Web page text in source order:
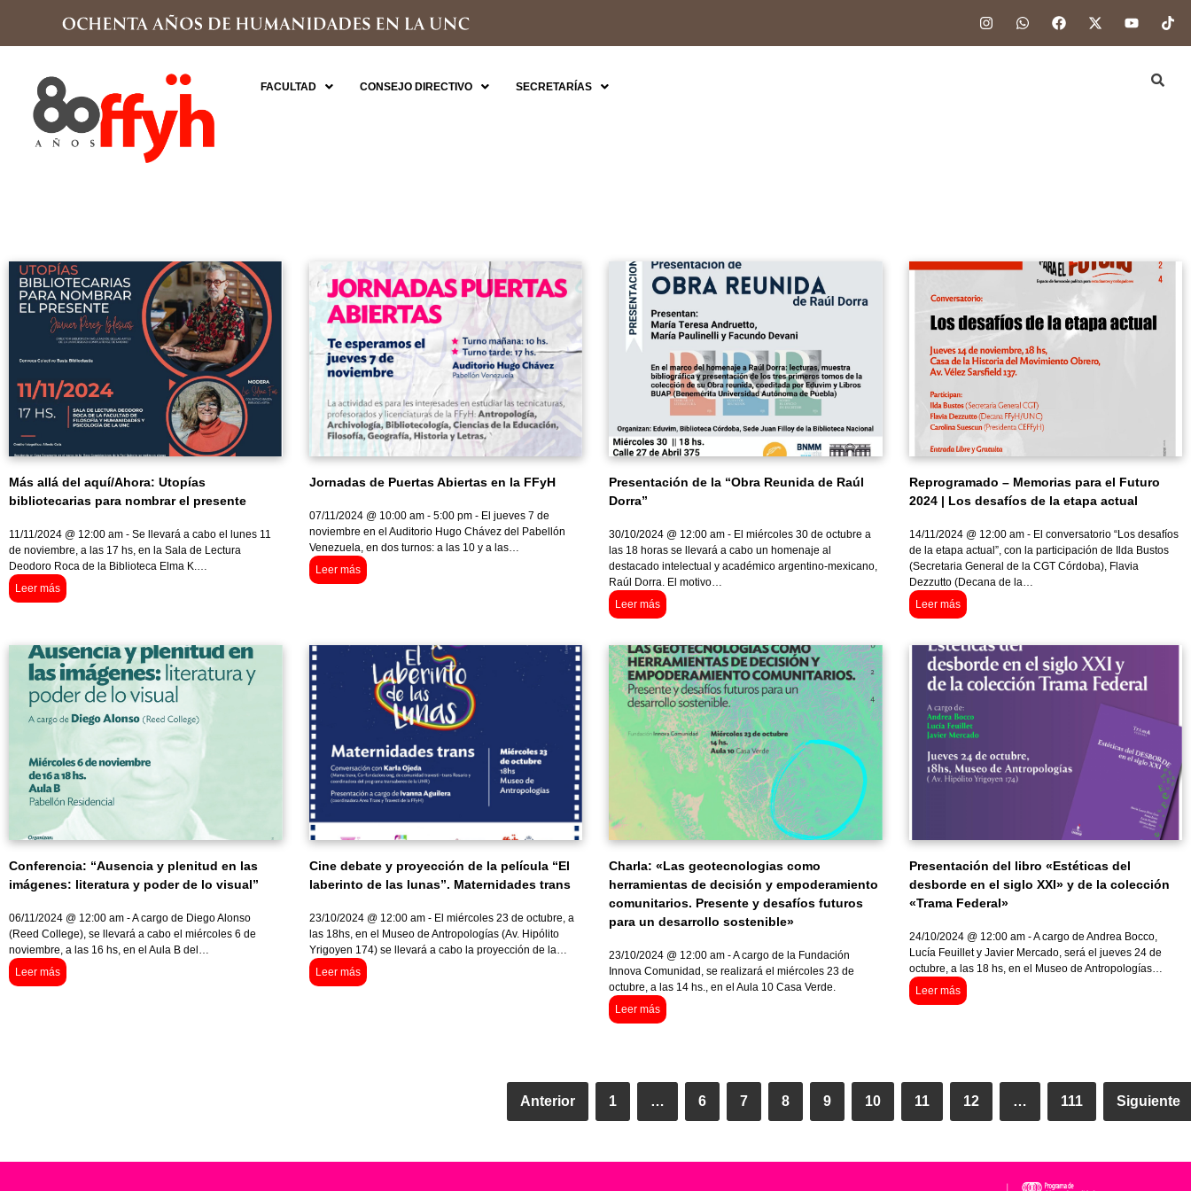
FACULTAD CONSEJO DIRECTIVO SECRETARÍAS
Más allá del aquí/Ahora: Utopías
bibliotecarias para nombrar el presente
11/11/2024 @ 12:00 am - Se llevará a cabo el lunes 11
de noviembre, a las 17 hs, en la Sala de Lectura
Deodoro Roca de la Biblioteca Elma K.…
Leer más
Jornadas de Puertas Abiertas en la FFyH
07/11/2024 @ 10:00 am - 5:00 pm - El jueves 7 de
noviembre en el Auditorio Hugo Chávez del Pabellón
Venezuela, en dos turnos: a las 10 y a las…
Leer más
Presentación de la “Obra Reunida de Raúl
Dorra”
30/10/2024 @ 12:00 am - El miércoles 30 de octubre a
las 18 horas se llevará a cabo un homenaje al
destacado intelectual y académico argentino-mexicano,
Raúl Dorra. El motivo…
Leer más
Reprogramado – Memorias para el Futuro
2024 | Los desafíos de la etapa actual
14/11/2024 @ 12:00 am - El conversatorio “Los desafíos
de la etapa actual”, con la participación de Ilda Bustos
(Secretaria General de la CGT Córdoba), Flavia
Dezzutto (Decana de la…
Leer más
Conferencia: “Ausencia y plenitud en las
imágenes: literatura y poder de lo visual”
06/11/2024 @ 12:00 am - A cargo de Diego Alonso
(Reed College), se llevará a cabo el miércoles 6 de
noviembre, a las 16 hs, en el Aula B del…
Leer más
Cine debate y proyección de la película “El
laberinto de las lunas”. Maternidades trans
23/10/2024 @ 12:00 am - El miércoles 23 de octubre, a
las 18hs, en el Museo de Antropologías (Av. Hipólito
Yrigoyen 174) se llevará a cabo la proyección de la…
Leer más
Charla: «Las geotecnologias como
herramientas de decisión y empoderamiento
comunitarios. Presente y desafíos futuros
para un desarrollo sostenible»
23/10/2024 @ 12:00 am - A cargo de la Fundación
Innova Comunidad, se realizará el miércoles 23 de
octubre, a las 14 hs., en el Aula 10 Casa Verde.
Leer más
Presentación del libro «Estéticas del
desborde en el siglo XXI» y de la colección
«Trama Federal»
24/10/2024 @ 12:00 am - A cargo de Andrea Bocco,
Lucía Feuillet y Javier Mercado, será el jueves 24 de
octubre, a las 18 hs, en el Museo de Antropologías…
Leer más
Anterior 1 … 6 7 8 9 10 11 12 … 111 Siguiente